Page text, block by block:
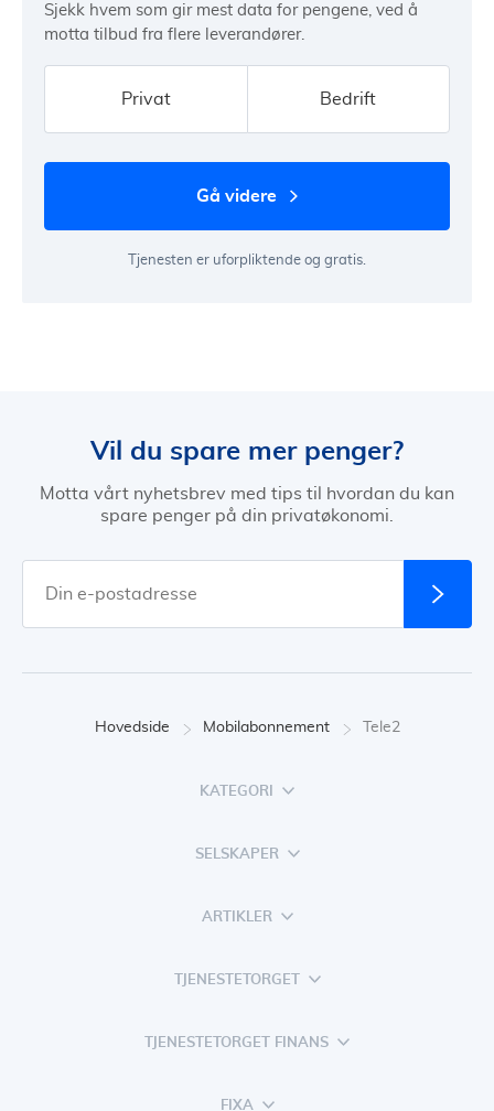
Sjekk hvem som gir mest data for pengene, ved å
motta tilbud fra flere leverandører.
Privat Bedrift
gå videre
Tjenesten er uforpliktende og gratis.
Vil du spare mer penger?
Motta vårt nyhetsbrev med tips til hvordan du kan
spare penger på din privatøkonomi.
Hovedside Mobilabonnement Tele2
KATEGORI
SELSKAPER
ARTIKLER
TJENESTETORGET
TJENESTETORGET FINANS
FIXA